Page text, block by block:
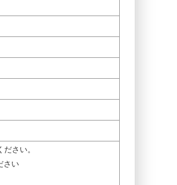
さい。
さい